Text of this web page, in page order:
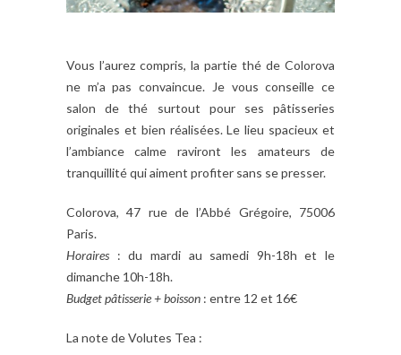
Vous l’aurez compris, la partie thé de Colorova
ne m’a pas convaincue. Je vous conseille ce
salon de thé surtout pour ses pâtisseries
originales et bien réalisées. Le lieu spacieux et
l’ambiance calme raviront les amateurs de
tranquillité qui aiment profiter sans se presser.
Colorova, 47 rue de l’Abbé Grégoire, 75006
Paris.
Horaires : du mardi au samedi 9h-18h et le
dimanche 10h-18h.
Budget pâtisserie + boisson : entre 12 et 16€
La note de Volutes Tea :